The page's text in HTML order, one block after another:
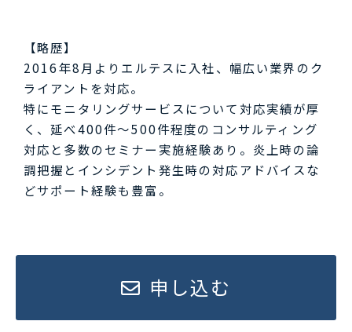
【略歴】
2016年8月よりエルテスに入社、幅広い業界のク
ライアントを対応。
特にモニタリングサービスについて対応実績が厚
く、延べ400件～500件程度のコンサルティング
対応と多数のセミナー実施経験あり。炎上時の論
調把握とインシデント発生時の対応アドバイスな
どサポート経験も豊富。
申し込む